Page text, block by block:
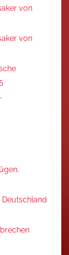
von
von